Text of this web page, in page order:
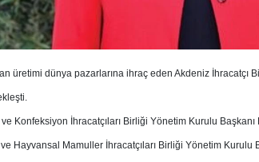
üretimi dünya pazarlarına ihraç eden Akdeniz İhracatçı
Konfeksiyon İhracatçıları Birliği Yönetim Kurulu
Hayvansal Mamuller İhracatçıları Birliği Yönetim Kurulu